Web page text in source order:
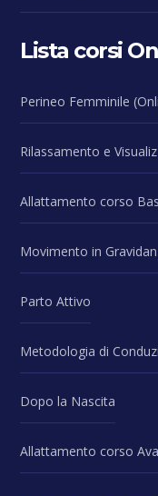
Lista corsi
Perineo Femminile
Rilassamento e
Allattamento corso
Movimento in
Parto Attivo
Metodologia di
Dopo la Nascita
Allattamento corso